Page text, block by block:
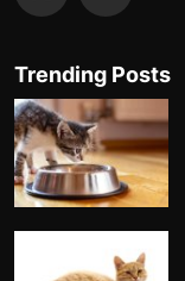
Trending Posts